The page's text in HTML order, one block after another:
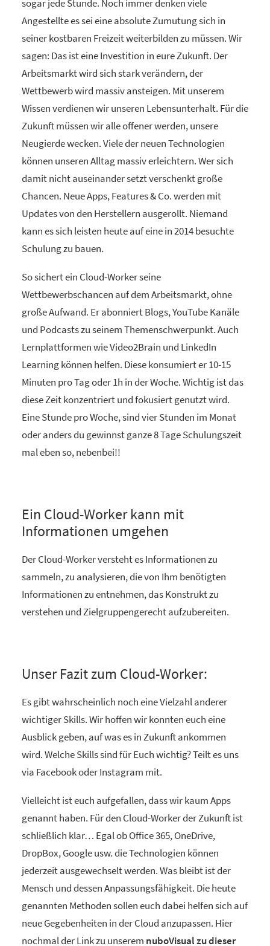
sogar jede Stunde. Noch immer denken viele
Angestellte es sei eine absolute Zumutung sich in
seiner kostbaren Freizeit weiterbilden zu müssen. Wir
sagen: Das ist eine Investition in eure Zukunft. Der
Arbeitsmarkt wird sich stark verändern, der
Wettbewerb wird massiv ansteigen. Mit unserem
Wissen verdienen wir unseren Lebensunterhalt. Für die
Zukunft müssen wir alle offener werden, unsere
Neugierde wecken. Viele der neuen Technologien
können unseren Alltag massiv erleichtern. Wer sich
damit nicht auseinander setzt verschenkt große
Chancen. Neue Apps, Features & Co. werden mit
Updates von den Herstellern ausgerollt. Niemand
kann es sich leisten heute auf eine in 2014 besuchte
Schulung zu bauen.
So sichert ein Cloud-Worker seine
Wettbewerbschancen auf dem Arbeitsmarkt, ohne
große Aufwand. Er abonniert Blogs, YouTube Kanäle
und Podcasts zu seinem Themenschwerpunkt. Auch
Lernplattformen wie Video2Brain und LinkedIn
Learning können helfen. Diese konsumiert er 10-15
Minuten pro Tag oder 1h in der Woche. Wichtig ist das
diese Zeit konzentriert und fokusiert genutzt wird.
Eine Stunde pro Woche, sind vier Stunden im Monat
oder anders du gewinnst ganze 8 Tage Schulungszeit
mal eben so, nebenbei!!
Ein Cloud-Worker kann mit
Informationen umgehen
Der Cloud-Worker versteht es Informationen zu
sammeln, zu analysieren, die von Ihm benötigten
Informationen zu entnehmen, das Konstrukt zu
verstehen und Zielgruppengerecht aufzubereiten.
Unser Fazit zum Cloud-Worker:
Es gibt wahrscheinlich noch eine Vielzahl anderer
wichtiger Skills. Wir hoffen wir konnten euch eine
Ausblick geben, auf was es in Zukunft ankommen
wird. Welche Skills sind für Euch wichtig? Teilt es uns
via Facebook oder Instagram mit.
Vielleicht ist euch aufgefallen, dass wir kaum Apps
genannt haben. Für den Cloud-Worker der Zukunft ist
schließlich klar… Egal ob Office 365, OneDrive,
DropBox, Google usw. die Technologien können
jederzeit ausgewechselt werden. Was bleibt ist der
Mensch und dessen Anpassungsfähigkeit. Die heute
genannten Methoden sollen euch dabei helfen sich auf
neue Gegebenheiten in der Cloud anzupassen. Hier
nochmal der Link zu unserem nuboVisual zu dieser